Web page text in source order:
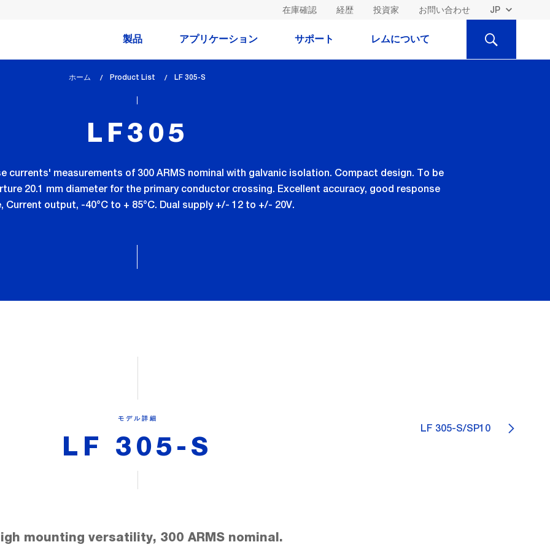
在庫確認 経歴 投資家 お問い合わせ
製品 アプリケーション サポート レムについて
検
ホーム Product List
lem_current_page
LF 305-S
LF305
currents' measurements of 300 ARMS nominal with galvanic isolation. Compact design. To be
20.1 mm diameter for the primary conductor crossing. Excellent accuracy, good response
Current output, -40°C to + 85°C. Dual supply +/- 12 to +/- 20V.
LF 305-S/SP10
モデル詳細
LF 305-S
mounting versatility, 300 ARMS nominal.